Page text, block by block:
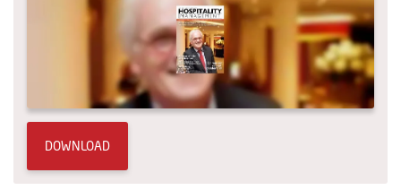
DOWNLOAD